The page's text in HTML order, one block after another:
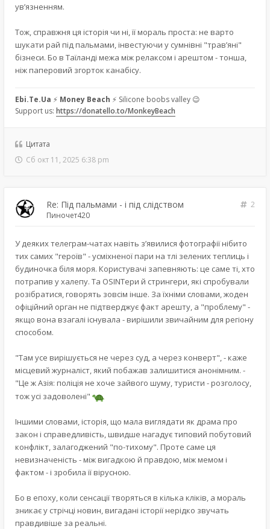
ув’язненням.
Тож, справжня ця історія чи ні, її мораль проста: не варто
шукати рай під пальмами, інвестуючи у сумнівні "трав’яні"
бізнеси. Бо в Таїланді межа між релаксом і арештом - тонша,
ніж паперовий згорток канабісу.
Ebi.Te.Ua ⚡ Money Beach ⚡ Silicone boobs valley 😉
Support us: https://donatello.to/MonkeyBeach
Цитата
Сб окт 11, 2025 6:38 pm
Re: Під пальмами - і під слідством
2
Пиночет420
У деяких телеграм-чатах навіть з’явилися фотографії нібито
тих самих "героїв" - усміхненої пари на тлі зелених теплиць і
будиночка біля моря. Користувачі запевняють: це саме ті, хто
потрапив у халепу. Та OSINTери й стрингери, які спробували
розібратися, говорять зовсім інше. За їхніми словами, жоден
офіційний орган не підтверджує факт арешту, а "проблему" -
якщо вона взагалі існувала - вирішили звичайним для регіону
способом.
"Там усе вирішується не через суд, а через конверт", - каже
місцевий журналіст, який побажав залишитися анонімним. -
"Це ж Азія: поліція не хоче зайвого шуму, туристи - розголосу,
тож усі задоволені"
Іншими словами, історія, що мала виглядати як драма про
закон і справедливість, швидше нагадує типовий побутовий
конфлікт, залагоджений "по-тихому". Проте саме ця
невизначеність - між вигадкою й правдою, між мемом і
фактом - і зробила її вірусною.
Бо в епоху, коли сенсації творяться в кілька кліків, а мораль
зникає у стрічці новин, вигадані історії нерідко звучать
правдивіше за реальні.